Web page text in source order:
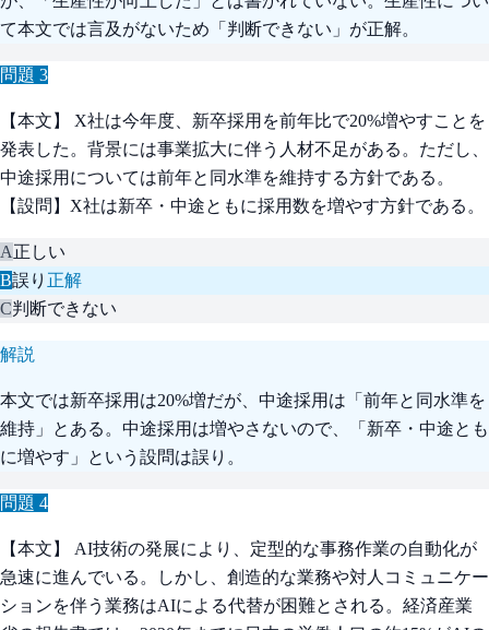
て本文では言及がないため「判断できない」が正解。
問題 3
【本文】 X社は今年度、新卒採用を前年比で20%増やすことを
発表した。背景には事業拡大に伴う人材不足がある。ただし、
中途採用については前年と同水準を維持する方針である。
【設問】X社は新卒・中途ともに採用数を増やす方針である。
A正しい
B誤り 正解
C判断できない
解説
本文では新卒採用は20%増だが、中途採用は「前年と同水準を
維持」とある。中途採用は増やさないので、「新卒・中途とも
に増やす」という設問は誤り。
問題 4
【本文】 AI技術の発展により、定型的な事務作業の自動化が
急速に進んでいる。しかし、創造的な業務や対人コミュニケー
ションを伴う業務はAIによる代替が困難とされる。経済産業